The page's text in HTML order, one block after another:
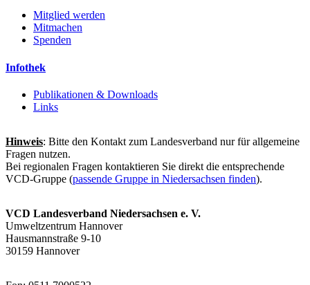
Mitglied werden
Mitmachen
Spenden
Infothek
Publikationen & Downloads
Links
Hinweis: Bitte den Kontakt zum Landesverband nur für allgemeine
Fragen nutzen.
Bei regionalen Fragen kontaktieren Sie direkt die entsprechende
VCD-Gruppe (passende Gruppe in Niedersachsen finden).
VCD Landesverband Niedersachsen e. V.
Umweltzentrum Hannover
Hausmannstraße 9-10
30159 Hannover